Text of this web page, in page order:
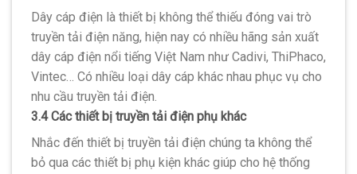
Dây cáp điện là thiết bị không thể thiếu đóng vai trò
truyền tải điện năng, hiện nay có nhiều hãng sản xuất
dây cáp điện nổi tiếng Việt Nam như Cadivi, ThiPhaco,
Vintec… Có nhiều loại dây cáp khác nhau phục vụ cho
nhu cầu truyền tải điện.
3.4 Các thiết bị truyền tải điện phụ khác
Nhắc đến thiết bị truyền tải điện chúng ta không thể
bỏ qua các thiết bị phụ kiện khác giúp cho hệ thống